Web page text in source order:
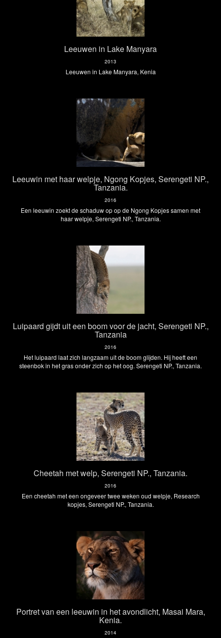
Leeuwen in Lake Manyara
2013
Leeuwen in Lake Manyara, Kenia
Leeuwin met haar welpje, Ngong Kopjes, Serengeti NP.,
Tanzania.
2016
Een leeuwin zoekt de schaduw op op de Ngong Kopjes samen met
haar welpje, Serengeti NP., Tanzania.
Luipaard gijdt uit een boom voor de jacht, Serengeti NP.,
Tanzania
2016
Het luipaard laat zich langzaam uit de boom glijden. Hij heeft een
steenbok in het gras onder zich op het oog. Serengeti NP., Tanzania.
Cheetah met welp, Serengeti NP., Tanzania.
2016
Een cheetah met een ongeveer twee weken oud welpje, Research
kopjes, Serengeti NP., Tanzania.
Portret van een leeuwin in het avondlicht, Masai Mara,
Kenia.
2014